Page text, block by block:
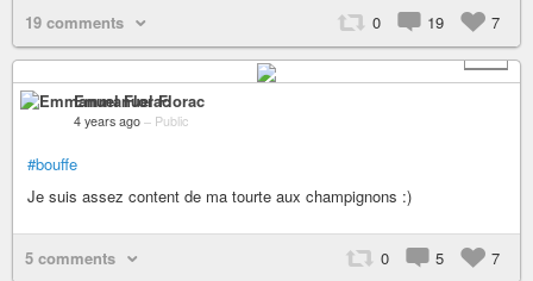
19 comments 0 19
7
+ 1
Emmanuel Florac
4 years ago – Public
#bouffe
Je suis assez content de ma tourte aux champignons :)
5 comments 0 5 7